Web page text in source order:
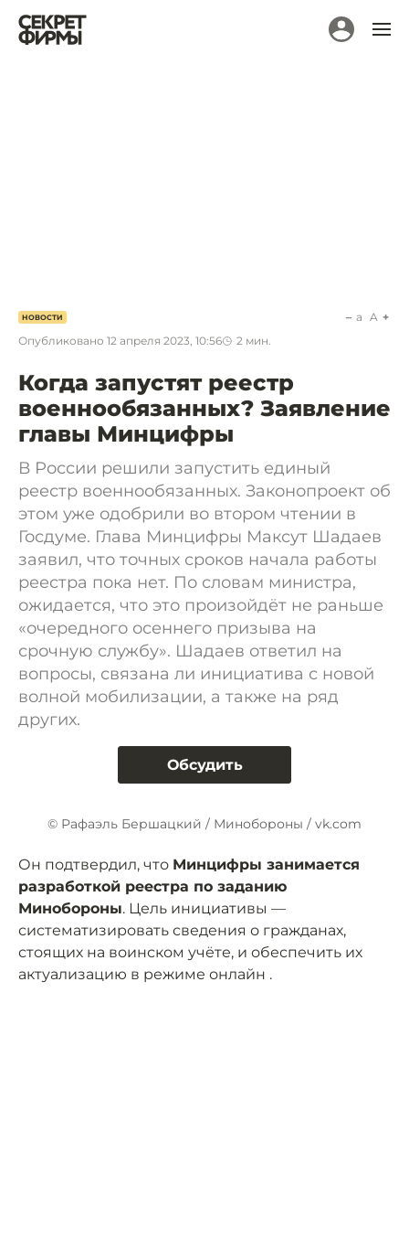
НОВОСТИ
Опубликовано 12 апреля 2023, 10:56 2 мин.
a A
Когда запустят реестр
военнообязанных? Заявление
главы Минцифры
В России решили запустить единый
реестр военнообязанных. Законопроект об
этом уже одобрили во втором чтении в
Госдуме. Глава Минцифры Максут Шадаев
заявил, что точных сроков начала работы
реестра пока нет. По словам министра,
ожидается, что это произойдёт не раньше
«очередного осеннего призыва на
срочную службу». Шадаев ответил на
вопросы, связана ли инициатива с новой
волной мобилизации, а также на ряд
других.
Обсудить
© Рафаэль Бершацкий / Минобороны / vk.com
Он подтвердил, что Минцифры занимается
разработкой реестра по заданию
Минобороны. Цель инициативы —
систематизировать сведения о гражданах,
стоящих на воинском учёте, и обеспечить их
актуализацию в режиме онлайн .